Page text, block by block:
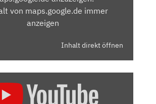
von maps.google.de immer
anzeigen
Inhalt direkt öffnen